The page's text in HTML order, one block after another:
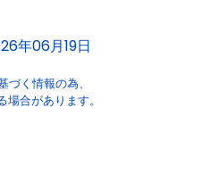
年06月19日
く情報の為、
合があります。